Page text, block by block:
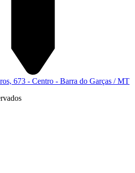
673 - Centro - Barra do Garças / MT